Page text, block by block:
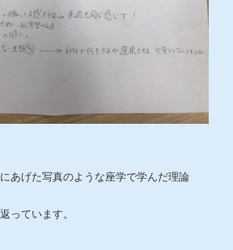
あげた写真のような座学で学んだ理論
っています。